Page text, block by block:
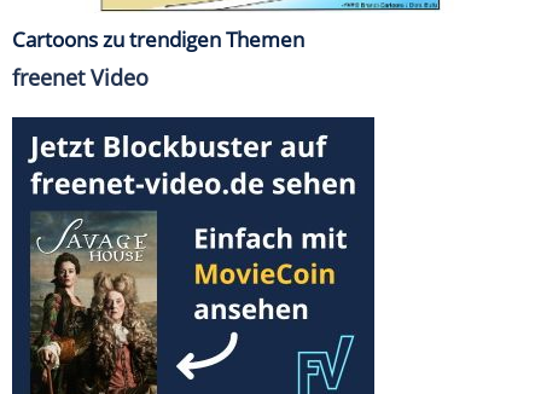
Cartoons zu trendigen Themen
freenet Video